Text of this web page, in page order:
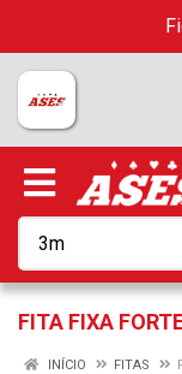
FITA FIXA
INÍCIO FITAS